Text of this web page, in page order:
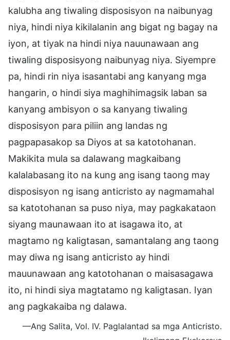
kalubha ang tiwaling disposisyon na naibunyag
niya, hindi niya kikilalanin ang bigat ng bagay na
iyon, at tiyak na hindi niya nauunawaan ang
tiwaling disposisyong naibunyag niya. Siyempre
pa, hindi rin niya isasantabi ang kanyang mga
hangarin, o hindi siya maghihimagsik laban sa
kanyang ambisyon o sa kanyang tiwaling
disposisyon para piliin ang landas ng
pagpapasakop sa Diyos at sa katotohanan.
Makikita mula sa dalawang magkaibang
kalalabasang ito na kung ang isang taong may
disposisyon ng isang anticristo ay nagmamahal
sa katotohanan sa puso niya, may pagkakataon
siyang maunawaan ito at isagawa ito, at
magtamo ng kaligtasan, samantalang ang taong
may diwa ng isang anticristo ay hindi
mauunawaan ang katotohanan o maisasagawa
ito, ni hindi siya magtatamo ng kaligtasan. Iyan
ang pagkakaiba ng dalawa.
—Ang Salita, Vol. IV. Paglalantad sa mga Anticristo.